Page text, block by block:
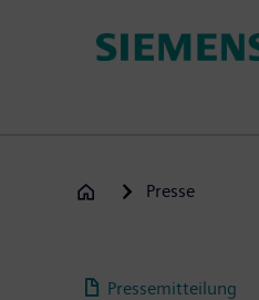
Presse
Pressemitteilung